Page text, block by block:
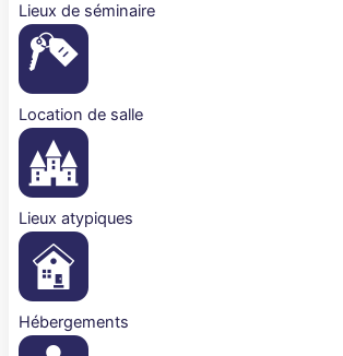
Lieux de séminaire
Location de salle
Lieux atypiques
Hébergements